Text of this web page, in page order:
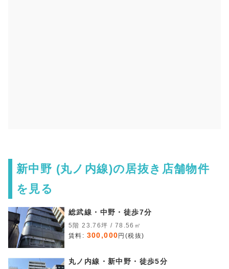
新中野 (丸ノ内線)の居抜き店舗物件
を見る
総武線・中野・徒歩7分
5階 23.76坪 / 78.56㎡
賃料: 300,000 円(税抜)
丸ノ内線・新中野・徒歩5分